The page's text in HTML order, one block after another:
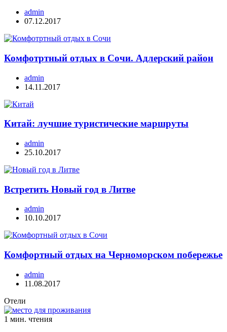
admin
07.12.2017
Комфотртный отдых в Сочи. Адлерский район
admin
14.11.2017
Китай: лучшие туристические маршруты
admin
25.10.2017
Встретить Новый год в Литве
admin
10.10.2017
Комфортный отдых на Черноморском побережье
admin
11.08.2017
Отели
1 мин. чтения